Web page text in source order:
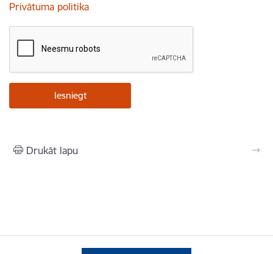
Privātuma politika
Drukāt lapu